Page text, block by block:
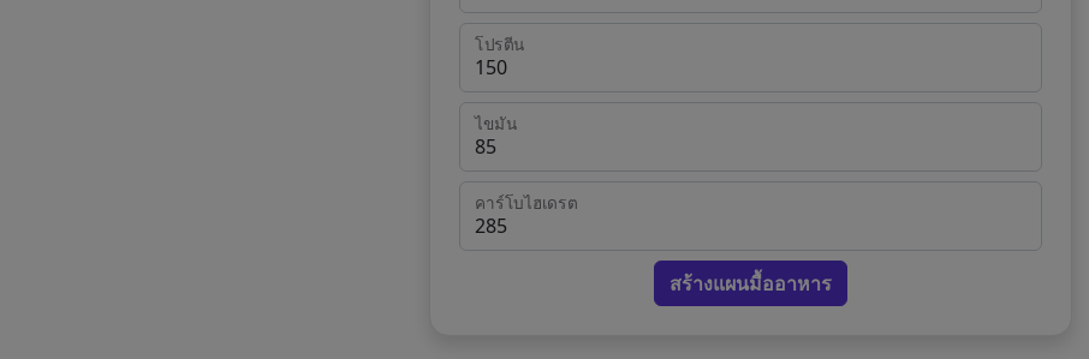
โปรตีน
ไขมัน
คาร์โบไฮเดรต
สร้างแผนมื้ออาหาร